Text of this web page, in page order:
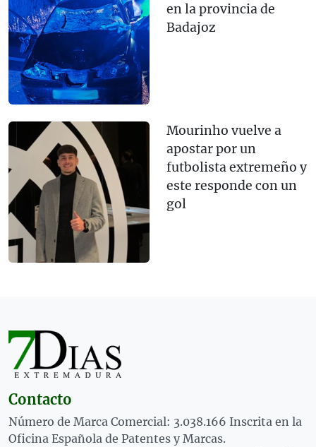
en la provincia de
Badajoz
Mourinho vuelve a
apostar por un
futbolista extremeño y
este responde con un
gol
Contacto
Número de Marca Comercial: 3.038.166 Inscrita en la
Oficina Española de Patentes y Marcas.